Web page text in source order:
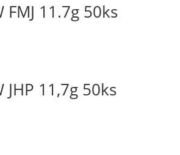
FMJ 11.7g 50ks
JHP 11,7g 50ks